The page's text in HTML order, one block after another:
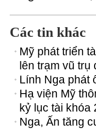
Các tin khác
Mỹ phát triển
lên trạm vũ trụ
Lính Nga phát
Hạ viện Mỹ
kỷ lục tài khóa
Nga, Ấn tăng